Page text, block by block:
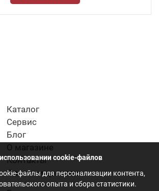
Каталог
Cервис
Блог
О магазине
Контакты
Оплата и доставка
cookie-файлов
файлы для персонализации контента,
опыта и сбора статистики.